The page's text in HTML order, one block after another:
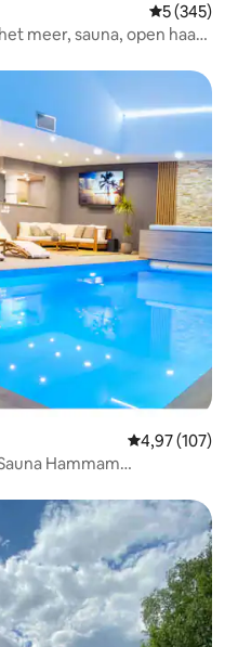
5 (345)
meer, sauna, open haard
Gemiddelde
4,97 (107)
Hammam